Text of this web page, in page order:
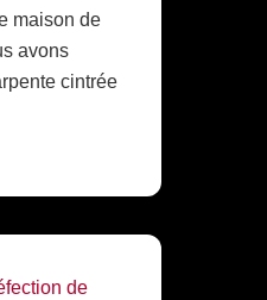
maison de
avons
cintrée
de